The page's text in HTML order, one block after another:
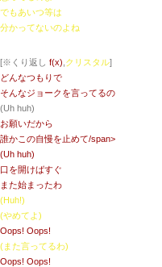
でもあいつ等は
分かってないのよね
[※くり返し f(x) クリスタル]
どんなつもりで
そんなジョークを言ってるの
(Uh huh)
お願いだから
誰かこの自慢を止めて/span>
(Uh huh)
口を開けばすぐ
また始まったわ
(Huh!)
(やめてよ)
Oops! Oops!
(また言ってるわ)
Oops! Oops!